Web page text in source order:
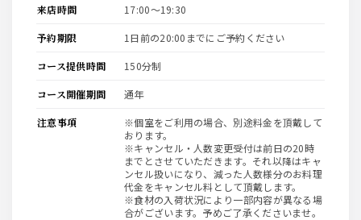
来店時間 17:00〜19:30
予約期限 1日前の20:00までにご予約ください
コース提供時間 150分制
コース開催期間 通年
注意事項
※個室をご利用の場合、別途料金を頂戴して
おります。
※キャンセル・人数変更受付は前日の20時
までとさせていただきます。それ以降はキャ
ンセル扱いになり、減った人数様分のお料理
代金をキャンセル料として頂戴します。
※食材の入荷状況により一部内容が異なる場
合がございます。予めご了承くださいませ。